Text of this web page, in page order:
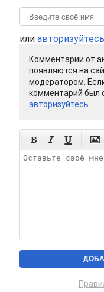
или авторизуйтесь
Комментарии от
появляются на
модератором.
комментарий был
авторизуйтесь
   